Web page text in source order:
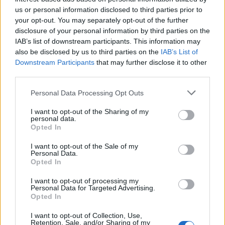
us or personal information disclosed to third parties prior to
your opt-out. You may separately opt-out of the further
disclosure of your personal information by third parties on the
IAB’s list of downstream participants. This information may
also be disclosed by us to third parties on the IAB’s List of
Downstream Participants that may further disclose it to other
Personal Data Processing Opt Outs
I want to opt-out of the Sharing of my
personal data.
Opted In
I want to opt-out of the Sale of my
Personal Data.
Opted In
I want to opt-out of processing my
Personal Data for Targeted Advertising.
Opted In
I want to opt-out of Collection, Use,
Retention, Sale, and/or Sharing of my
gość
Nowotwór piersi i przerzuty
ja go nawet nie wyczuwałam. Zrobili operację.
Niby było ok. Dostałam 12 białych chemii.Ledwo
żyłam. Od początu po usunięciu guza byłam
opuchnięta.Rana mi się długo nie goiła i paprała.
pół roku było w końcu spokojnie. Ale teraz minął
rok od operacji, a ja dalej mam obrzęk
operacji, który nie mija. Siadło mi też na moje
myślenie bo mam poczucie, że moje ciało już
jak jeżdżę na kontrolę to lekarz dalej obstawia
Krostka na piersi
Kilka dni temu zrobiła mi się czerwona krostka
na piersi, jakby taki podskórny pryszcz jest
delikatne zgrubienie w tym miejscu. Co to może